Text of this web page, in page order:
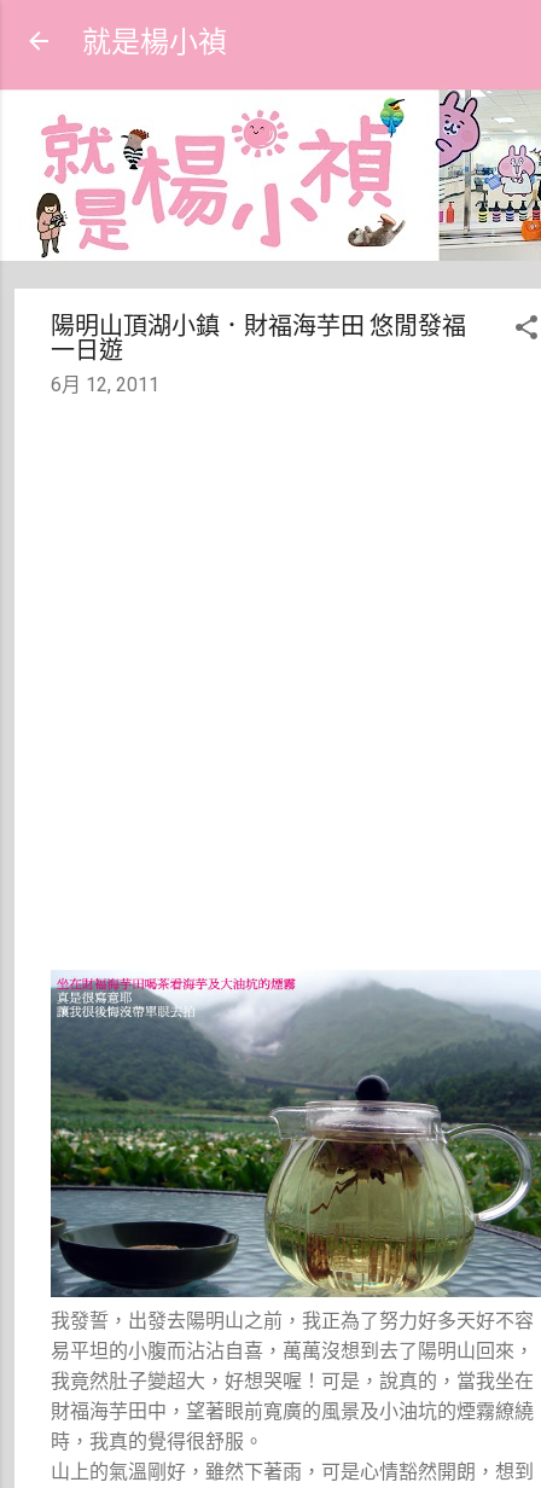
就是楊小禎
陽明山頂湖小鎮．財福海芋田 悠閒發福
一日遊
6月 12, 2011
我發誓，出發去陽明山之前，我正為了努力好多天好不容
易平坦的小腹而沾沾自喜，萬萬沒想到去了陽明山回來，
我竟然肚子變超大，好想哭喔！可是，說真的，當我坐在
財福海芋田中，望著眼前寬廣的風景及小油坑的煙霧繚繞
時，我真的覺得很舒服。
山上的氣溫剛好，雖然下著雨，可是心情豁然開朗，想到